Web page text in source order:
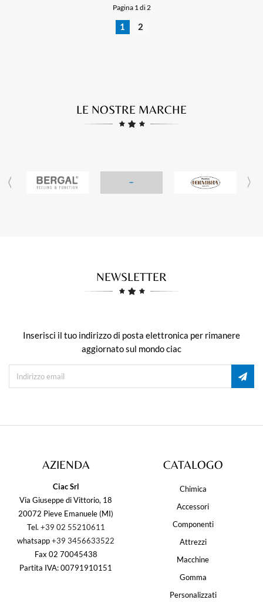
Pagina 1 di 2
1 2
LE NOSTRE MARCHE
NEWSLETTER
Inserisci il tuo indirizzo di posta elettronica per rimanere
aggiornato sul mondo ciac
AZIENDA
Ciac Srl
Via Giuseppe di Vittorio, 18
20072 Pieve Emanuele (MI)
Tel. +39 02 55210611
whatsapp+39 3456633522
Fax 02 70045438
Partita IVA: 00791910151
CATALOGO
Chimica
Accessori
Componenti
Attrezzi
Macchine
Gomma
Personalizzati